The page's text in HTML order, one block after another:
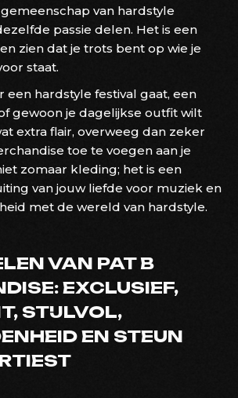
van hardstyle
passie delen. Het is een
zien dat je trots bent op wie je
staat.
een hardstyle festival gaat, een
gewoon je dagelijkse outfit wilt
extra flair, overweeg dan zeker
toe te voegen aan je
zomaar kleding; het is een
van jouw liefde voor muziek en
met de wereld van hardstyle.
VAN PAT B
EXCLUSIEF,
STIJLVOL,
EN STEUN